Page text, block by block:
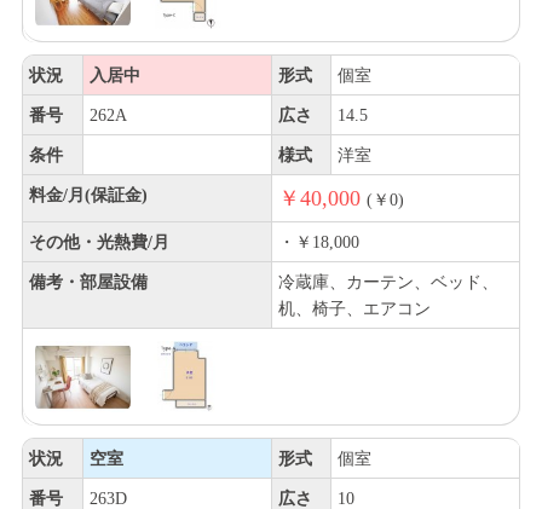
状況 入居中 形式 個室
番号 262A 広さ 14.5
条件 様式 洋室
料金/月(保証金) ￥40,000 (￥0)
その他・光熱費/月 ・￥18,000
備考・部屋設備
冷蔵庫、カーテン、ベッド、
机、椅子、エアコン
状況 空室 形式 個室
番号 263D 広さ 10